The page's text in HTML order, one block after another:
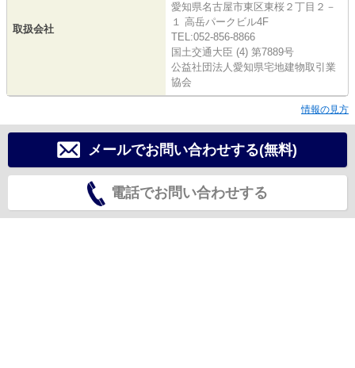
取扱会社
愛知県名古屋市東区東桜２丁目２－
１ 高岳パークビル4F
TEL:052-856-8866
国土交通大臣 (4) 第7889号
公益社団法人愛知県宅地建物取引業
協会
情報の見方
メールでお問い合わせする(無料)
電話でお問い合わせする